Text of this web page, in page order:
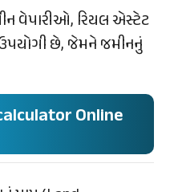
વેપારીઓ, રિયલ એસ્ટેટ
છે, જેમને જમીનનું
Online